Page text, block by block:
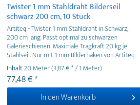
Twister 1 mm Stahldraht Bilderseil
schwarz 200 cm, 10 Stück
Artiteq - Twister 1 mm Stahldraht in Schwarz,
200 cm lang. Passt optimal zu schwarzen
Galerieschienen. Maximale Tragkraft 20 kg je
Stahlseil. Nur mit 1 mm Bilderhaken von Artiteq
zu verwenden. Auch in 200 und 300 cm Länge
erhältlich.
Inhalt20 Meter(3,87 € * / 1 Meter)
77,48 € *
In denWarenkorb